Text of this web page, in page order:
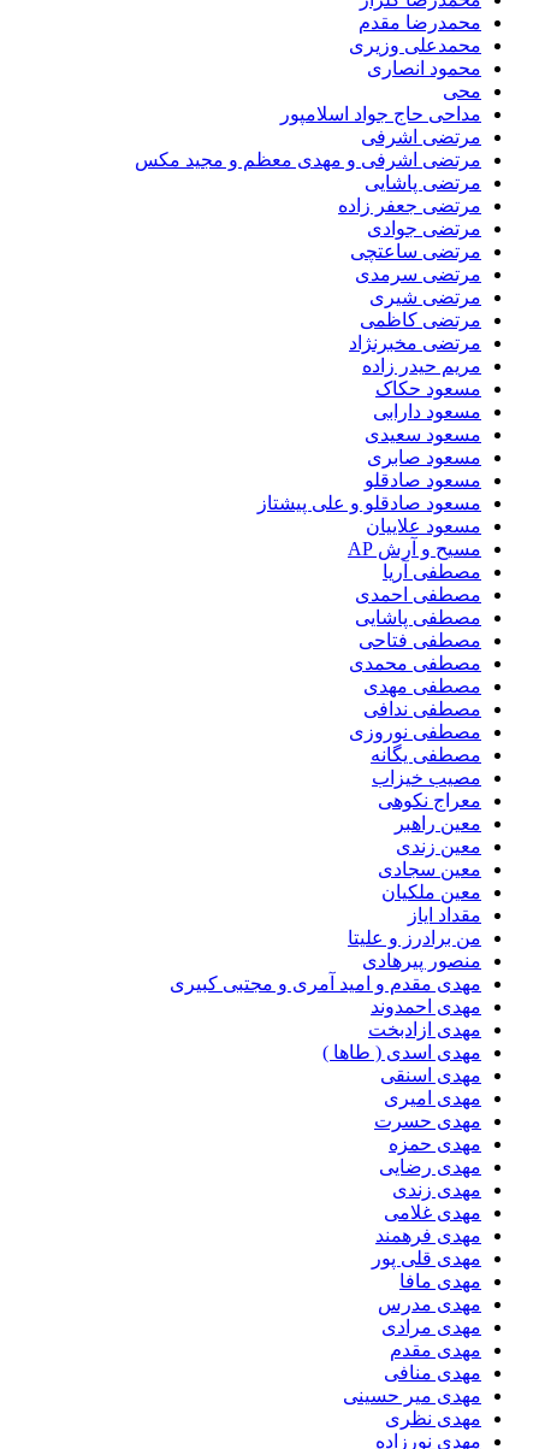
محمدرضا مقدم
محمدعلی وزیری
محمود انصاری
محی
مداحی حاج جواد اسلامپور
مرتضی اشرفی
مرتضی اشرفی و مهدی معظم و مجید مکس
مرتضی پاشایی
مرتضی جعفر زاده
مرتضی جوادی
مرتضی ساعتچی
مرتضی سرمدی
مرتضی شیری
مرتضی کاظمی
مرتضی مخبرنژاد
مریم حیدر زاده
مسعود حکاک
مسعود دارابی
مسعود سعیدی
مسعود صابری
مسعود صادقلو
مسعود صادقلو و علی پیشتاز
مسعود علاییان
مسیح و آرش AP
مصطفی آریا
مصطفی احمدی
مصطفی پاشایی
مصطفی فتاحی
مصطفی محمدی
مصطفی مهدی
مصطفی ندافی
مصطفی نوروزی
مصطفی یگانه
مصیب خیزاب
معراج نکوهی
معین راهبر
معین زندی
معین سجادی
معین ملکیان
مقداد ایاز
من برادرز و علیتا
منصور پیرهادی
مهدى مقدم و امید آمرى و مجتبى کبیرى
مهدی احمدوند
مهدی ازادبخت
مهدی اسدی ( طاها )
مهدی اسنقی
مهدی امیری
مهدی حسرت
مهدی حمزه
مهدی رضایی
مهدی زندی
مهدی غلامی
مهدی فرهمند
مهدی قلی پور
مهدی مافا
مهدی مدرس
مهدی مرادی
مهدی مقدم
مهدی منافی
مهدی میر حسینی
مهدی نظری
مهدی نورزاده